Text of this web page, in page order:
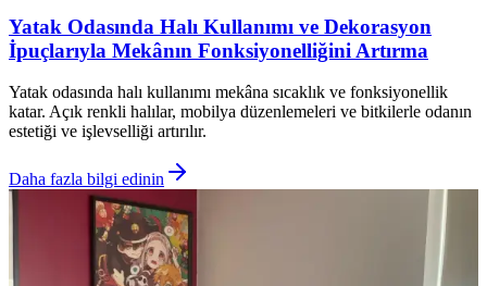
Yatak Odasında Halı Kullanımı ve Dekorasyon
İpuçlarıyla Mekânın Fonksiyonelliğini Artırma
Yatak odasında halı kullanımı mekâna sıcaklık ve fonksiyonellik
katar. Açık renkli halılar, mobilya düzenlemeleri ve bitkilerle odanın
estetiği ve işlevselliği artırılır.
Daha fazla bilgi edinin